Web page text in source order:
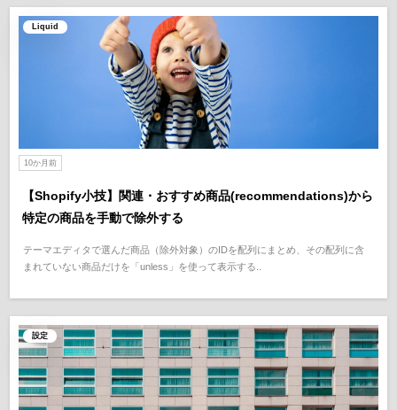
Liquid
10か月前
【Shopify小技】関連・おすすめ商品(recommendations)から
特定の商品を手動で除外する
テーマエディタで選んだ商品（除外対象）のIDを配列にまとめ、その配列に含
まれていない商品だけを「unless」を使って表示する..
設定